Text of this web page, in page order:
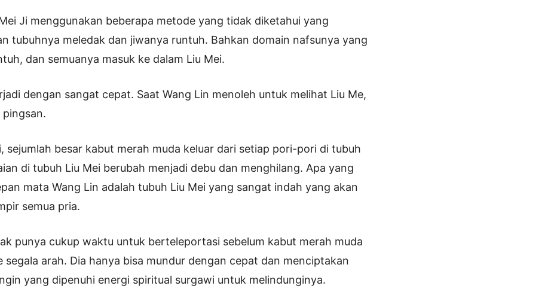
Ji menggunakan beberapa metode yang tidak diketahui yang
tubuhnya meledak dan jiwanya runtuh. Bahkan domain nafsunya yang
dan semuanya masuk ke dalam Liu Mei.
dengan sangat cepat. Saat Wang Lin menoleh untuk melihat Liu Me,
pingsan.
sejumlah besar kabut merah muda keluar dari setiap pori-pori di tubuh
di tubuh Liu Mei berubah menjadi debu dan menghilang. Apa yang
mata Wang Lin adalah tubuh Liu Mei yang sangat indah yang akan
semua pria.
punya cukup waktu untuk berteleportasi sebelum kabut merah muda
segala arah. Dia hanya bisa mundur dengan cepat dan menciptakan
yang dipenuhi energi spiritual surgawi untuk melindunginya.